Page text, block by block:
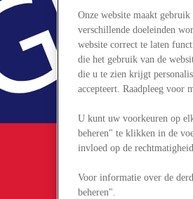
Onze website maakt
verschillende doeleinden
website correct te laten
die het gebruik van de
die u te zien krijgt
accepteert. Raadpleeg voor
U kunt uw voorkeuren op
beheren" te klikken in de
invloed op de
Voor informatie over de
beheren".